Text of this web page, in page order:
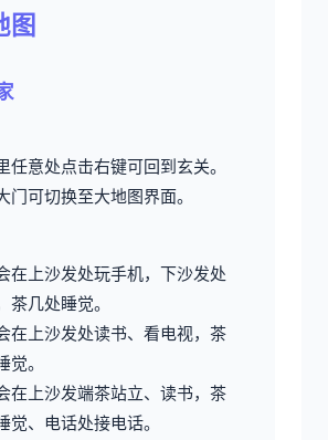
图
任意处点击右键可回到玄关。
门可切换至大地图界面。
在上沙发处玩手机，下沙发处
茶几处睡觉。
在上沙发处读书、看电视，茶
觉。
在上沙发端茶站立、读书，茶
觉、电话处接电话。